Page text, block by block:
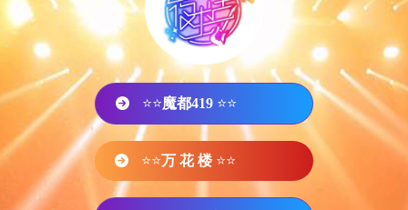
⭐⭐魔都419 ⭐⭐
⭐⭐万 花 楼 ⭐⭐